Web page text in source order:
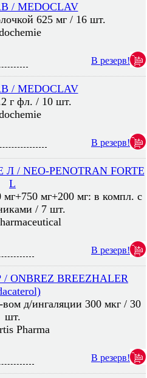
/ MEDOCLAV
625 мг / 16 шт.
В резерв!
/ MEDOCLAV
г фл. / 10 шт.
В резерв!
NEO-PENOTRAN FORTE
L
мг+750 мг+200 мг: в компл. с
/ 7 шт.
В резерв!
BREEZHALER
д/ингаляции 300 мкг / 30
шт.
Pharma
В резерв!